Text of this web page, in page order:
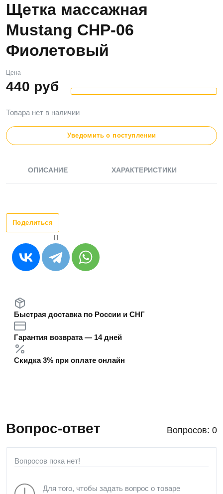
Щетка массажная
Mustang CHP-06
Фиолетовый
Цена
440 руб
Товара нет в наличии
Уведомить о поступлении
ОПИСАНИЕ ХАРАКТЕРИСТИКИ
Поделиться
Быстрая доставка по России и СНГ
Гарантия возврата — 14 дней
Скидка 3% при оплате онлайн
Вопрос-ответ Вопросов: 0
Вопросов пока нет!
Для того, чтобы задать вопрос о товаре